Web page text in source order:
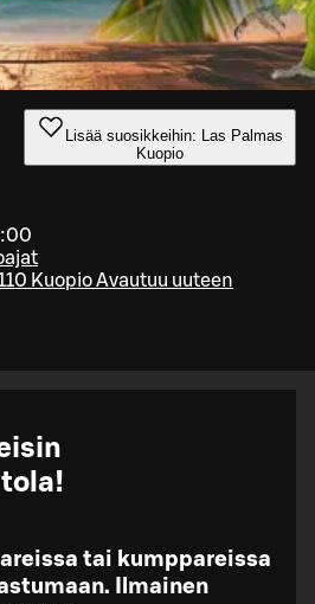
Lisää suosikkeihin: Las Palmas
Kuopio
KuopioAvautuu uuteen
tai kumppareissa
Ilmainen